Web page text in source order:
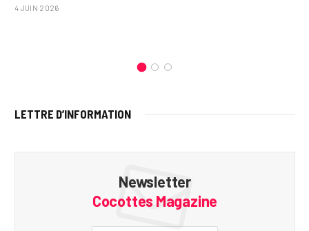
4 JUIN 2026
LETTRE D’INFORMATION
Newsletter
Cocottes Magazine